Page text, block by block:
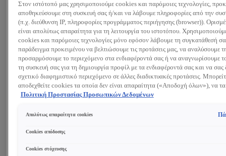
Αναζητώ:
Προϊόντα
Συμβουλές και Τάσεις
Περιποίηση Προσώπου
Κρέμα ημέρας
Κρέμα νύχτας
Κρέμα ματιών
Ορός προσώπου
Μάσκα Προσώπου
Καθαρισμός Προσώπου
Τονωτική λοσιόν
Ντεμακιγιάζ
Στον ιστότοπό μας χρησιμοποιούμε cookies και παρόμοιες τεχνολογίες,
αποθηκεύσουμε στη συσκευή σας ή/και να λάβουμε πληροφορίες από την
(π.χ. διεύθυνση IP, πληροφορίες προγράμματος περιήγησης (browser)).
είναι απολύτως απαραίτητα για τη λειτουργία του ιστοτόπου.
cookies και παρόμοιες τεχνολογίες μόνο εφόσον λάβουμε τη συγκατάθεσή
παράδειγμα προκειμένου να βελτιώσουμε τις προτάσεις μας, να αναλύσουμε
προσαρμόσουμε το περιεχόμενο στα ενδιαφέροντά σας ή να αναγνωρίσουμε
τη συσκευή σας για τη δημιουργία προφίλ με τα ενδιαφέροντά σας και να σας
σχετικό διαφημιστικό περιεχόμενο σε άλλες διαδικτυακές προτάσεις.
αποδεχθείτε cookies τα οποία δεν είναι απαραίτητα («Αποδοχή όλων»), να τα
(«Απόρριψη όλων») ή να ρυθμίσετε και να αποθηκεύσετε τις επιλογές σας
επιλογές σας (επιλέγοντας το link «Ρυθμίσεις για τα cookies»). Περισσότερες
Πολιτική Προστασίας Προσωπικών Δεδομένων
Απολύτως απαραίτητα cookies
Cookies απόδοσης
Cookies στόχευσης